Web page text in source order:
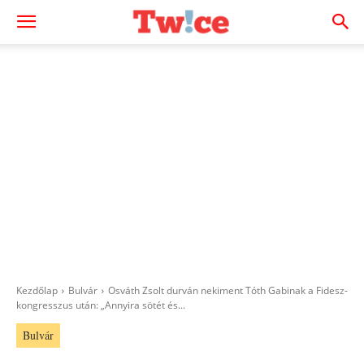
Kezdőlap Bulvár
Osváth Zsolt durván nekiment Tóth Gabinak a Fidesz-
kongresszus után: „Annyira sötét és...
Bulvár